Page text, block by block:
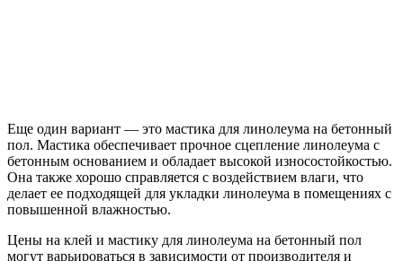
Еще один вариант — это мастика для линолеума на бетонный
пол. Мастика обеспечивает прочное сцепление линолеума с
бетонным основанием и обладает высокой износостойкостью.
Она также хорошо справляется с воздействием влаги, что
делает ее подходящей для укладки линолеума в помещениях с
повышенной влажностью.
Цены на клей и мастику для линолеума на бетонный пол
могут варьироваться в зависимости от производителя и